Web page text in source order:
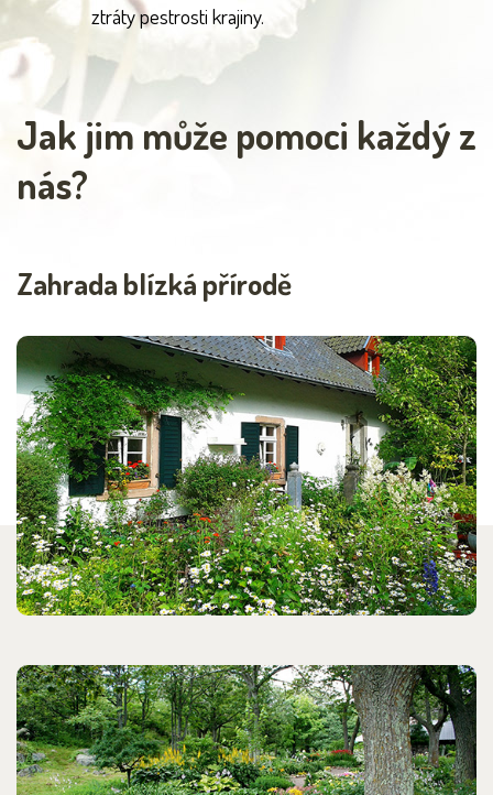
ztráty pestrosti krajiny.
Jak jim může pomoci každý z
nás?
Zahrada blízká přírodě